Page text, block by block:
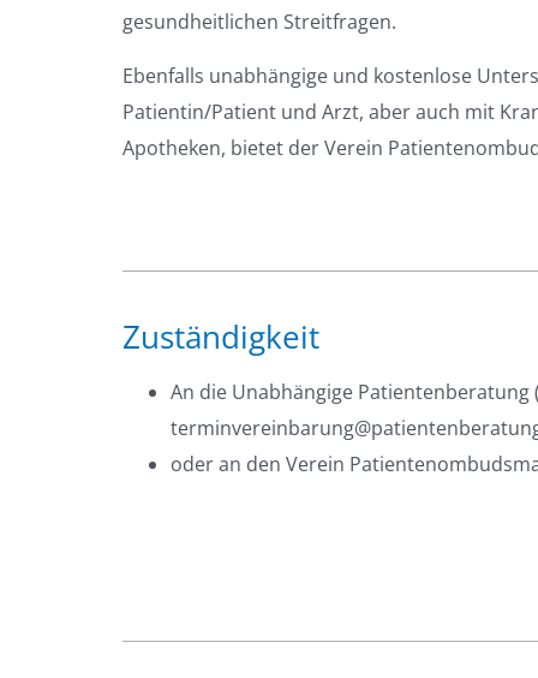
gesundheitlichen Streitfragen.
Ebenfalls unabhängige und kostenlose
Patientin/Patient und Arzt, aber auch mit
Apotheken, bietet der Verein
Zuständigkeit
An die Unabhängige Patientenberatung
oder an den Verein